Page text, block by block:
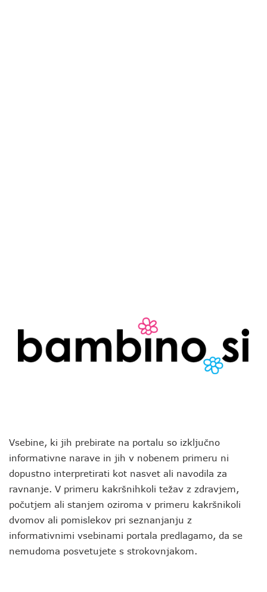
Vsebine, ki jih prebirate na portalu so izključno
informativne narave in jih v nobenem primeru ni
dopustno interpretirati kot nasvet ali navodila za
ravnanje. V primeru kakršnihkoli težav z zdravjem,
počutjem ali stanjem oziroma v primeru kakršnikoli
dvomov ali pomislekov pri seznanjanju z
informativnimi vsebinami portala predlagamo, da se
nemudoma posvetujete s strokovnjakom.